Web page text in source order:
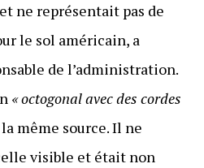
ne représentait pas de
le sol américain, a
de l’administration.
« octogonal avec des cordes
même source. Il ne
visible et était non